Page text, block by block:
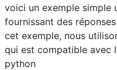
voici un exemple simple
fournissant des
cet exemple, nous
qui est compatible avec
python